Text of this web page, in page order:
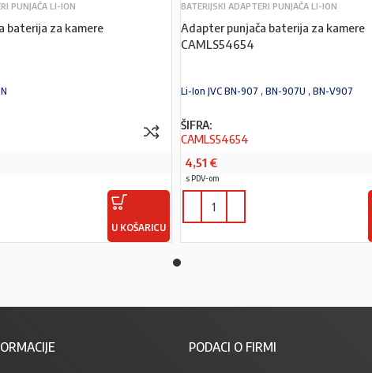
PUNJAČA LI-ION
baterija za kamere
U KOŠARICU
BATERIJSKI ADAPTERI PUNJAČA LI-ION
Adapter punjača baterija za kamere
CAMLS54654
Li-Ion JVC BN-907 , BN-907U , BN-V907
ŠIFRA:
CAMLS54654
4,51 €
s PDV-om
PODACI O FIRMI